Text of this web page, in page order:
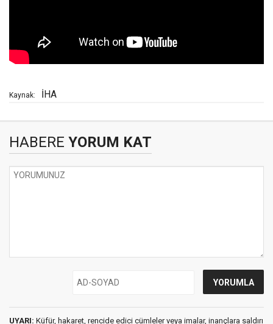
Kaynak: İHA
HABERE YORUM KAT
UYARI: Küfür, hakaret, rencide edici cümleler veya imalar, inançlara saldırı